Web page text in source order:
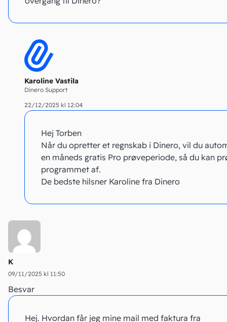
Karoline Vastila
Dinero Support
22/12/2025 kl 12:04
Hej Torben
Når du opretter et regnskab i Dinero, vil du
en måneds gratis Pro prøveperiode, så du kan
programmet af.
De bedste hilsner Karoline fra Dinero
K
09/11/2025 kl 11:50
Besvar
Hej. Hvordan får jeg mine mail med faktura fra